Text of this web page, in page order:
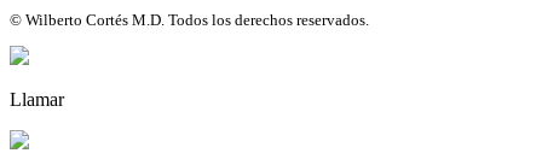
© Wilberto Cortés M.D. Todos los derechos reservados.
Llamar